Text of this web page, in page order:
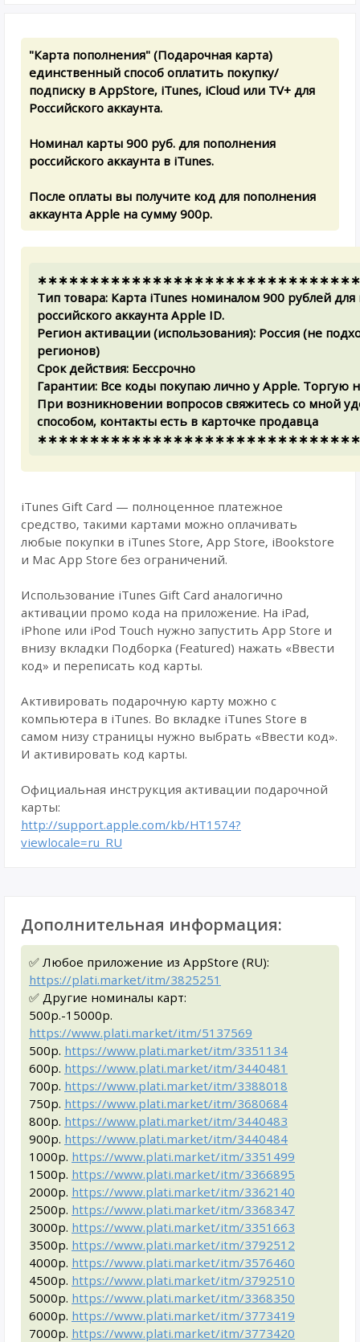
"Карта пополнения" (Подарочная карта)
единственный способ оплатить покупку/
подписку в AppStore, iTunes, iCloud или TV+ для
Российского аккаунта.
Номинал карты 900 руб. для пополнения
российского аккаунта в iTunes.
После оплаты вы получите код для пополнения
аккаунта Apple на сумму 900р.
Тип товара: Карта iTunes номиналом 900 рублей
российского аккаунта Apple ID.
Регион активации (использования): Россия (не
регионов)
Срок действия: Бессрочно
Гарантии: Все коды покупаю лично у Apple. Торгую
При возникновении вопросов свяжитесь со мной
способом, контакты есть в карточке продавца
iTunes Gift Card — полноценное платежное
средство, такими картами можно оплачивать
любые покупки в iTunes Store, App Store, iBookstore
и Mac App Store без ограничений.
Использование iTunes Gift Card аналогично
активации промо кода на приложение. На iPad,
iPhone или iPod Touch нужно запустить App Store и
внизу вкладки Подборка (Featured) нажать «Ввести
код» и переписать код карты.
Активировать подарочную карту можно с
компьютера в iTunes. Во вкладке iTunes Store в
самом низу страницы нужно выбрать «Ввести код».
И активировать код карты.
Официальная инструкция активации подарочной
карты:
http://support.apple.com/kb/HT1574?
viewlocale=ru_RU
Дополнительная информация:
✅ Любое приложение из AppStore (RU):
https://plati.market/itm/3825251
✅ Другие номиналы карт:
500р.-15000р.
https://www.plati.market/itm/5137569
500р. https://www.plati.market/itm/3351134
600р. https://www.plati.market/itm/3440481
700р. https://www.plati.market/itm/3388018
750р. https://www.plati.market/itm/3680684
800р. https://www.plati.market/itm/3440483
900р. https://www.plati.market/itm/3440484
1000р. https://www.plati.market/itm/3351499
1500р. https://www.plati.market/itm/3366895
2000р. https://www.plati.market/itm/3362140
2500р. https://www.plati.market/itm/3368347
3000р. https://www.plati.market/itm/3351663
3500р. https://www.plati.market/itm/3792512
4000р. https://www.plati.market/itm/3576460
4500р. https://www.plati.market/itm/3792510
5000р. https://www.plati.market/itm/3368350
6000р. https://www.plati.market/itm/3773419
7000р. https://www.plati.market/itm/3773420